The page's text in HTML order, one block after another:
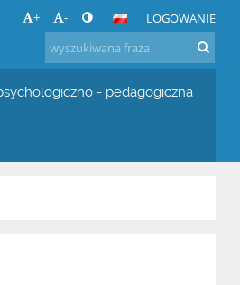
+ - LOGOWANIE
- pedagogiczna